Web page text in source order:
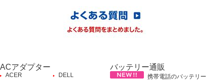
ACアダプター
ACER DELL
バッテリー通販
携帯電話のバッテリー